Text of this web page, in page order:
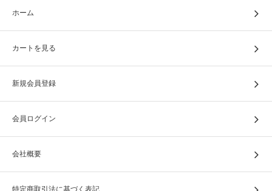
ホーム
カートを見る
新規会員登録
会員ログイン
会社概要